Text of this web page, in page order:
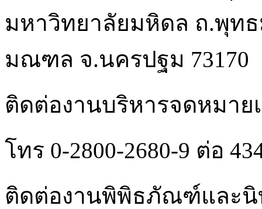
มหาวิทยาลัยมหิดล ถ.พุท
มณฑล จ.นครปฐม 73170
ติดต่องานบริหารจดหมาย
โทร 0-2800-2680-9 ต่อ
ติดต่องานพิพิธภัณฑ์และนิ